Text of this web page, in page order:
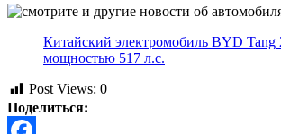
Китайский электромобиль BYD Tang
мощностью 517 л.с.
Post Views: 0
Поделиться: